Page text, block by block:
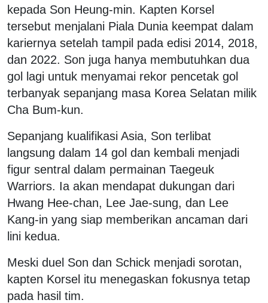
kepada Son Heung-min. Kapten Korsel
tersebut menjalani Piala Dunia keempat dalam
kariernya setelah tampil pada edisi 2014, 2018,
dan 2022. Son juga hanya membutuhkan dua
gol lagi untuk menyamai rekor pencetak gol
terbanyak sepanjang masa Korea Selatan milik
Cha Bum-kun.
Sepanjang kualifikasi Asia, Son terlibat
langsung dalam 14 gol dan kembali menjadi
figur sentral dalam permainan Taegeuk
Warriors. Ia akan mendapat dukungan dari
Hwang Hee-chan, Lee Jae-sung, dan Lee
Kang-in yang siap memberikan ancaman dari
lini kedua.
Meski duel Son dan Schick menjadi sorotan,
kapten Korsel itu menegaskan fokusnya tetap
pada hasil tim.